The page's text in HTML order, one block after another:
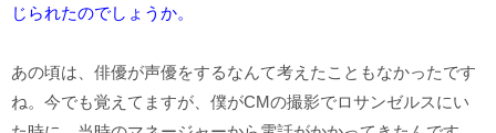
じられたのでしょうか。
あの頃は、俳優が声優をするなんて考えたこともなかったです
ね。今でも覚えてますが、僕がCMの撮影でロサンゼルスにい